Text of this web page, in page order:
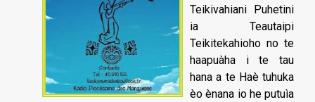
Teikivahiani Puhetini
ia Teautaipi
Teikitekahioho no te
haapuàha i te tau
hana a te Haè tuhuka
èo ènana io he putuìa